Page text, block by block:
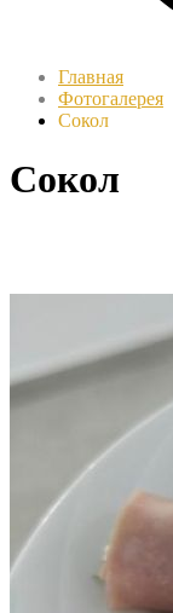
Главная
Фотогалерея
Сокол
Сокол